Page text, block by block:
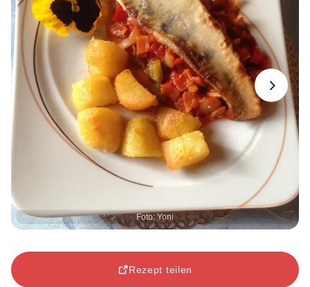
Foto: Yoni
Next
Rezept teilen